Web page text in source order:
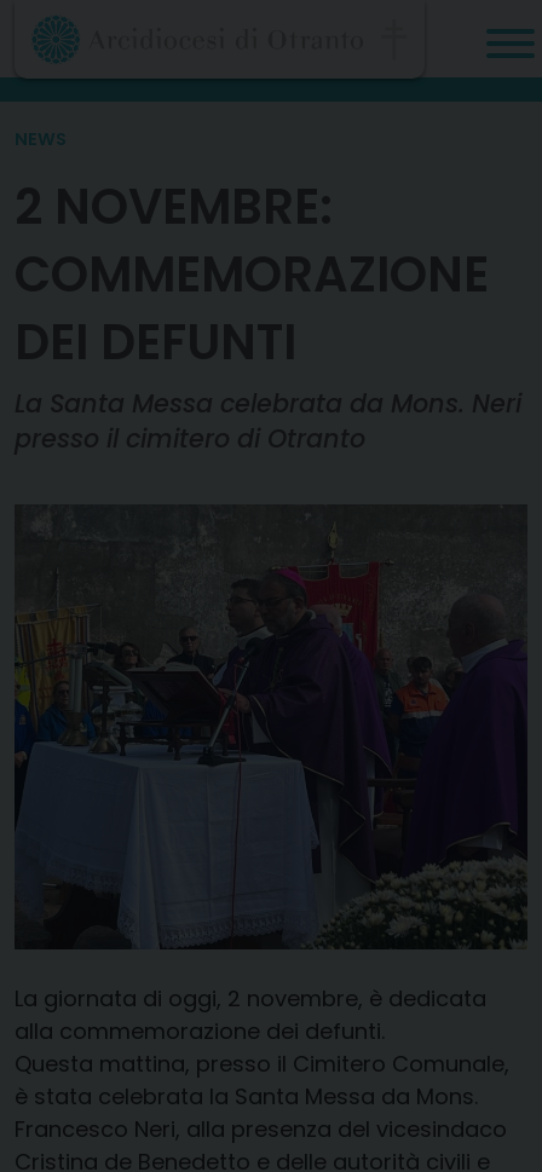
Skip
content
NEWS
2 NOVEMBRE:
COMMEMORAZIONE
DEI DEFUNTI
La Santa Messa celebrata da Mons. Neri
presso il cimitero di Otranto
La giornata di oggi, 2 novembre, è dedicata
alla commemorazione dei defunti.
Questa mattina, presso il Cimitero Comunale,
è stata celebrata la Santa Messa da Mons.
Francesco Neri, alla presenza del vicesindaco
Cristina de Benedetto e delle autorità civili e